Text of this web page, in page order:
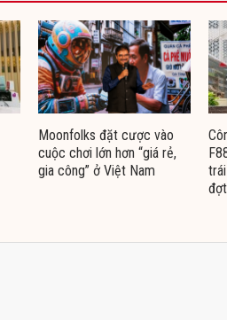
Moonfolks đặt cược vào
cuộc chơi lớn hơn “giá rẻ,
gia công” ở Việt Nam